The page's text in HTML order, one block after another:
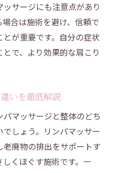
サージにも注意点があり
合は施術を避け、信頼で
が重要です。自分の症状
で、より効果的な肩こり
いを徹底解説
マッサージと整体のどち
しょう。リンパマッサー
廃物の排出をサポートす
くほぐす施術です。一